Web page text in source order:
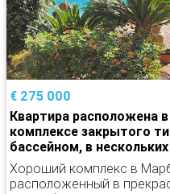
€ 275 000
Квартира расположена
комплексе закрытого
бассейном, в
Хороший комплекс в
расположенный в